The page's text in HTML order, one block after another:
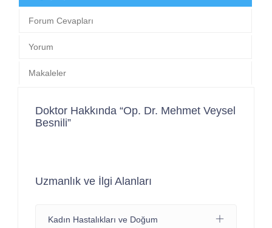
Forum Cevapları
Yorum
Makaleler
Doktor Hakkında “Op. Dr. Mehmet Veysel
Besnili”
Uzmanlık ve İlgi Alanları
Kadın Hastalıkları ve Doğum